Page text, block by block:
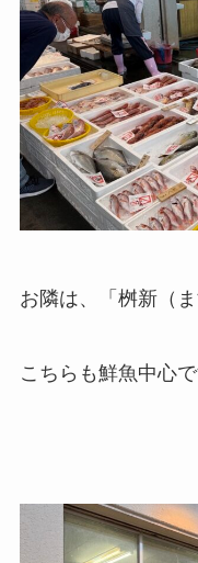
お隣は、「桝新（
こちらも鮮魚中心で